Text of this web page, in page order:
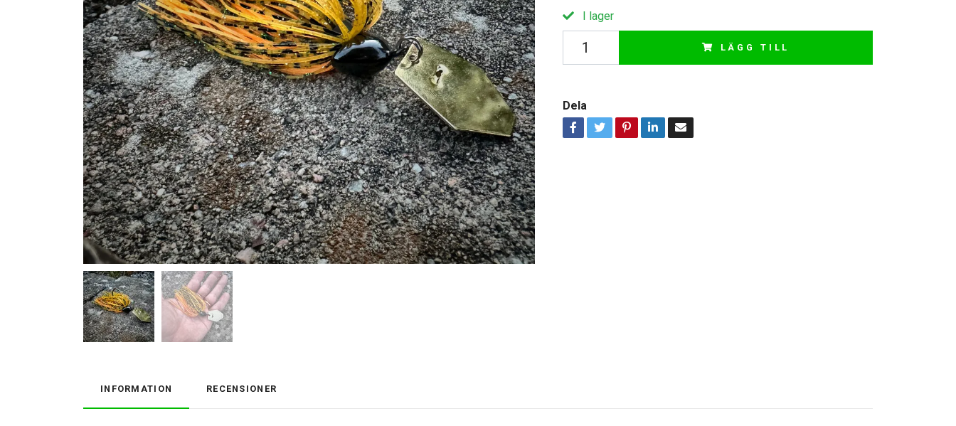
I lager
LÄGG TILL
Dela
INFORMATION RECENSIONER